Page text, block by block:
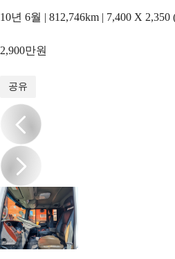
10년 6월 | 812,746km | 7,400 X 2,350
2,900만원
공유
/18